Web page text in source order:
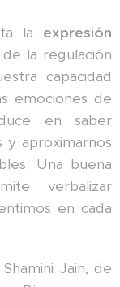
la expresión
la regulación
capacidad
emociones de
en saber
aproximarnos
Una buena
verbalizar
en cada
Shamini Jain, de